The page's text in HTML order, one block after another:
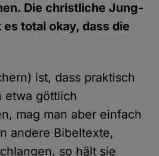
Die christliche Jung-
total okay, dass die
ist, dass praktisch
etwa göttlich
mag man aber einfach
andere Bibeltexte,
so hält sie